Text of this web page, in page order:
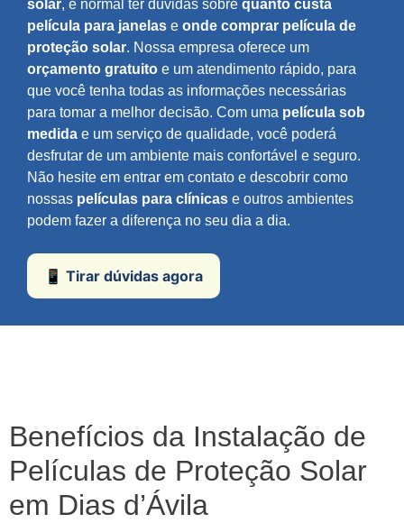
solar, é normal ter dúvidas sobre quanto custa
película para janelas e onde comprar película de
proteção solar. Nossa empresa oferece um
orçamento gratuito e um atendimento rápido, para
que você tenha todas as informações necessárias
para tomar a melhor decisão. Com uma película sob
medida e um serviço de qualidade, você poderá
desfrutar de um ambiente mais confortável e seguro.
Não hesite em entrar em contato e descobrir como
nossas películas para clínicas e outros ambientes
podem fazer a diferença no seu dia a dia.
📱 Tirar dúvidas agora
Benefícios da Instalação de
Películas de Proteção Solar
em Dias d’Ávila